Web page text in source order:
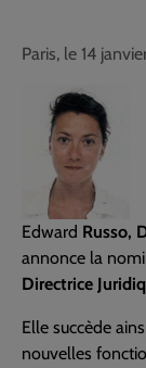
Paris, le 14
Edward Russo,
annonce la
Directrice
Elle succède
nouvelles